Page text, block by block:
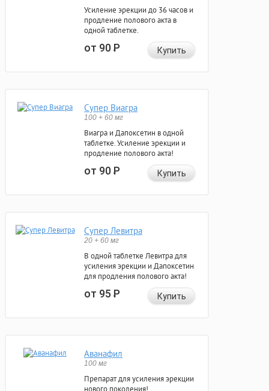
Усиление эрекции до 36 часов и
продление полового акта в
одной таблетке.
от 90Р Купить
Супер Виагра
100 + 60 мг
Виагра и Дапоксетин в одной
таблетке. Усиление эрекции и
продление полового акта!
от 90Р Купить
Супер Левитра
20 + 60 мг
В одной таблетке Левитра для
усиления эрекции и Дапоксетин
для продления полового акта!
от 95Р Купить
Аванафил
100 мг
Препарат для усиления эрекции